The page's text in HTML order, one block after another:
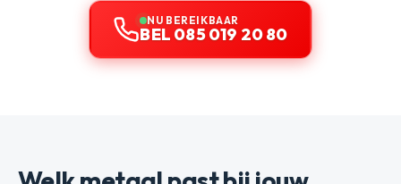
NU BEREIKBAAR
BEL 085 019 20 80